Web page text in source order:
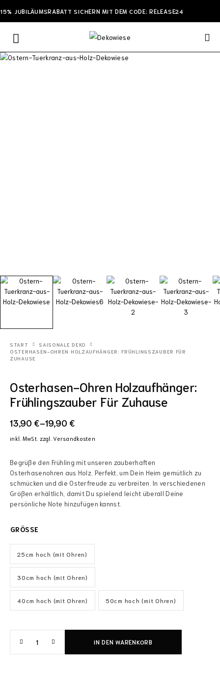
15% JUBILÄUMSRABATT SICHERN MIT DEM CODE: RELEASE24
START
SAISONALE DEKO
OSTERHASEN-OHREN HOLZAUFHÄNGER: FRÜHLINGSZAUBER FÜR
ZUHAUSE
Osterhasen-Ohren Holzaufhänger:
Frühlingszauber Für Zuhause
13,90 €–19,90 €
Begrüße den Frühling mit unseren zauberhaften
Osterhasenohren aus Holz. Perfekt, um Dein Heim gemütlich zu
schmücken und die Osterfreude zu verbreiten. In verschiedenen
Größen erhältlich, damit Du spielend leicht überall Deine
persönliche Note hinzufügen kannst.
GRÖSSE
25cm hoch (mit Ohren)
30cm hoch (mit Ohren)
40cm hoch (mit Ohren) 50cm hoch (mit Ohren)
IN DEN WARENKORB
inkl. MwSt. zzgl.Versandkosten